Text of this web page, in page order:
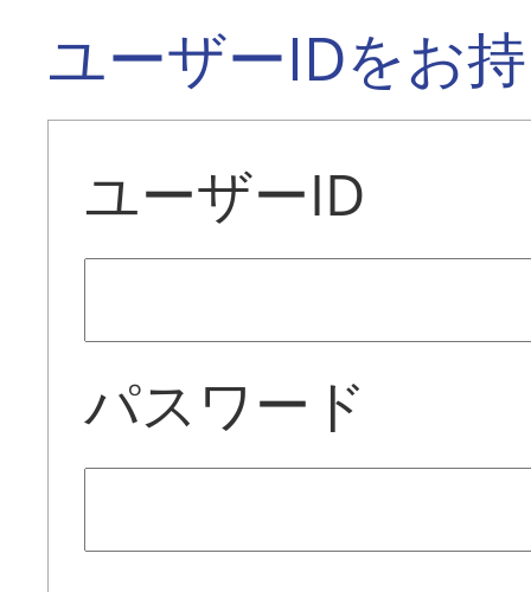
ユーザーIDをお
ユーザーID
パスワード